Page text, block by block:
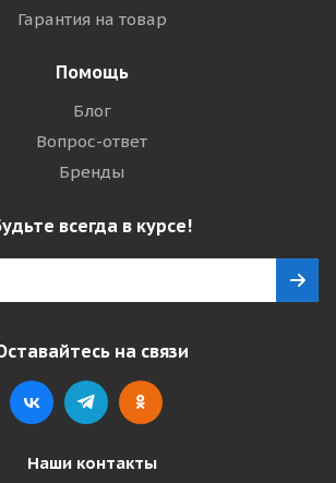
Гарантия на товар
Помощь
Блог
Вопрос-ответ
Бренды
всегда в курсе!
на связи
Наши контакты